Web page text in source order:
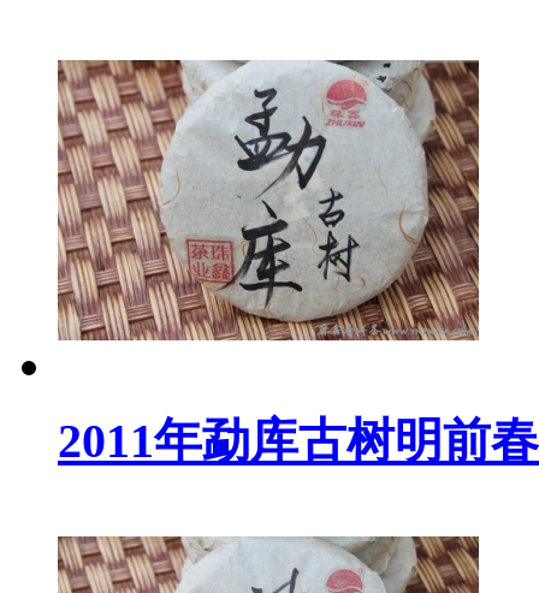
2011年勐库古树明前